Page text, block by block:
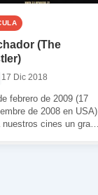
(The
17 Dic 2018
febrero de 2009 (17
de 2008 en USA)
nuestros cines un gran